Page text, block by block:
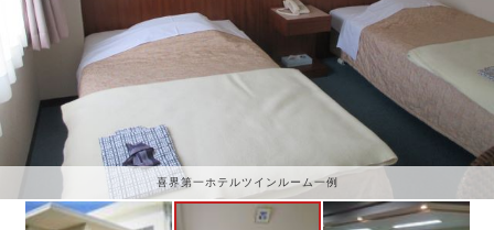
喜界第一ホテルツインルーム一例